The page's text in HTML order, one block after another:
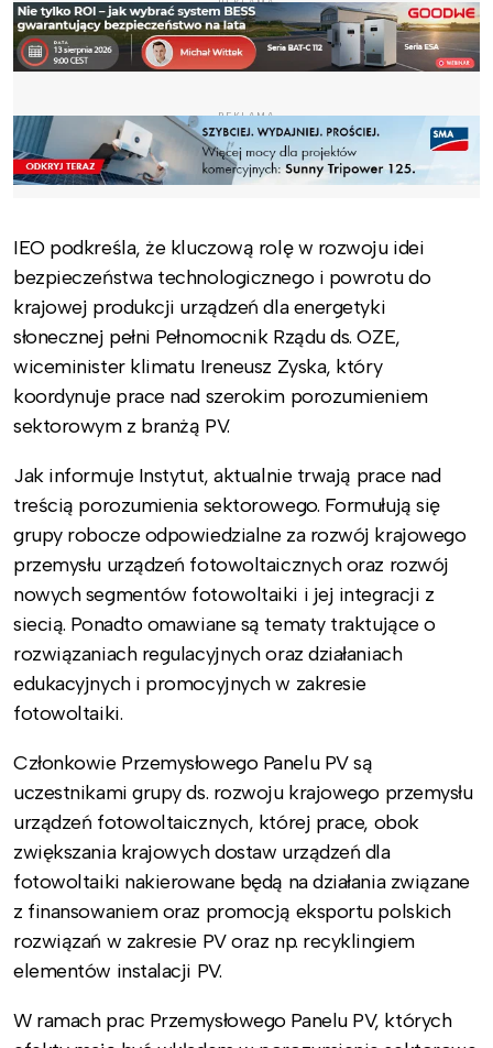
REKLAMA
IEO podkreśla, że kluczową rolę w rozwoju idei
bezpieczeństwa technologicznego i powrotu do
krajowej produkcji urządzeń dla energetyki
słonecznej pełni Pełnomocnik Rządu ds. OZE,
wiceminister klimatu Ireneusz Zyska, który
koordynuje prace nad szerokim porozumieniem
sektorowym z branżą PV.
Jak informuje Instytut, aktualnie trwają prace nad
treścią porozumienia sektorowego. Formułują się
grupy robocze odpowiedzialne za rozwój krajowego
przemysłu urządzeń fotowoltaicznych oraz rozwój
nowych segmentów fotowoltaiki i jej integracji z
siecią. Ponadto omawiane są tematy traktujące o
rozwiązaniach regulacyjnych oraz działaniach
edukacyjnych i promocyjnych w zakresie
fotowoltaiki.
Członkowie Przemysłowego Panelu PV są
uczestnikami grupy ds. rozwoju krajowego przemysłu
urządzeń fotowoltaicznych, której prace, obok
zwiększania krajowych dostaw urządzeń dla
fotowoltaiki nakierowane będą na działania związane
z finansowaniem oraz promocją eksportu polskich
rozwiązań w zakresie PV oraz np. recyklingiem
elementów instalacji PV.
W ramach prac Przemysłowego Panelu PV, których